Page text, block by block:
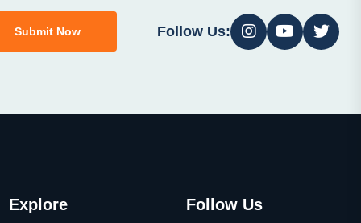
Submit Now Follow Us:
Explore Follow Us